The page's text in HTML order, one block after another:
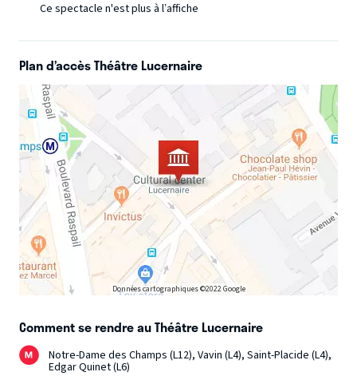
Ce spectacle n'est plus à l’affiche
Plan d’accès Théâtre Lucernaire
Données cartographiques ©2022 Google
Comment se rendre au Théâtre Lucernaire
Notre-Dame des Champs (L12), Vavin (L4), Saint-Placide (L4),
Edgar Quinet (L6)